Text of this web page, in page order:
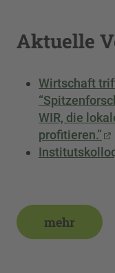
Aktuelle
Wirtschaft
WIR, die
profitieren.”
mehr